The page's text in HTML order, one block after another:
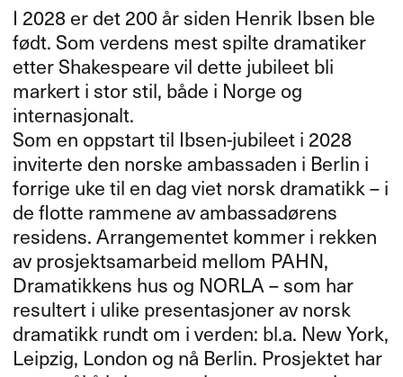
I 2028 er det 200 år siden Henrik Ibsen ble
født. Som verdens mest spilte dramatiker
etter Shakespeare vil dette jubileet bli
markert i stor stil, både i Norge og
internasjonalt.
Som en oppstart til Ibsen-jubileet i 2028
inviterte den norske ambassaden i Berlin i
forrige uke til en dag viet norsk dramatikk – i
de flotte rammene av ambassadørens
residens. Arrangementet kommer i rekken
av prosjektsamarbeid mellom PAHN,
Dramatikkens hus og NORLA– som har
resultert i ulike presentasjoner av norsk
dramatikk rundt om i verden: bl.a. New York,
Leipzig, London og nå Berlin. Prosjektet har